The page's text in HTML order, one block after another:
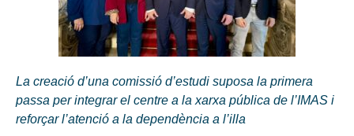
La creació d’una comissió d’estudi suposa la primera
passa per integrar el centre a la xarxa pública de l’IMAS i
reforçar l’atenció a la dependència a l’illa